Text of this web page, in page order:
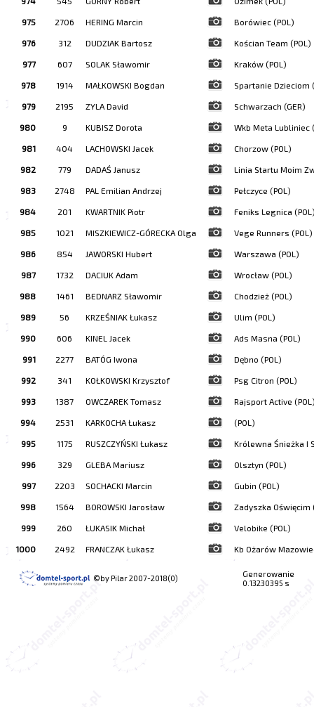
975 2706 HERING Marcin Borówiec (POL)
976 312 DUDZIAK Bartosz Kościan Team (POL)
977 607 SOLAK Sławomir Kraków (POL)
978 1914 MAŁKOWSKI Bogdan Spartanie Dzieciom
979 2195 ZYLA David Schwarzach (GER)
980 9 KUBISZ Dorota Wkb Meta Lubliniec
981 404 LACHOWSKI Jacek Chorzow (POL)
982 779 DADAŚ Janusz Linia Startu Moim
983 2748 PAL Emilian Andrzej Pełczyce (POL)
984 201 KWARTNIK Piotr Feniks Legnica
985 1021 MISZKIEWICZ-GÓRECKA Olga Vege Runners (POL)
986 854 JAWORSKI Hubert Warszawa (POL)
987 1732 DACIUK Adam Wrocław (POL)
988 1461 BEDNARZ Sławomir Chodzież (POL)
989 56 KRZEŚNIAK Łukasz Ulim (POL)
990 606 KINEL Jacek Ads Masna (POL)
991 2277 BATÓG Iwona Dębno (POL)
992 341 KOŁKOWSKI Krzysztof Psg Citron (POL)
993 1387 OWCZAREK Tomasz Rajsport Active
994 2531 KARKOCHA Łukasz (POL)
995 1175 RUSZCZYŃSKI Łukasz Królewna Śnieżka I
996 329 GLEBA Mariusz Olsztyn (POL)
997 2203 SOCHACKI Marcin Gubin (POL)
998 1564 BOROWSKI Jarosław Zadyszka Oświęcim
999 260 ŁUKASIK Michał Velobike (POL)
1000 2492 FRANCZAK Łukasz Kb Ożarów
©by Pilar 2007-2018(0)
Generowanie
0.13230395 s